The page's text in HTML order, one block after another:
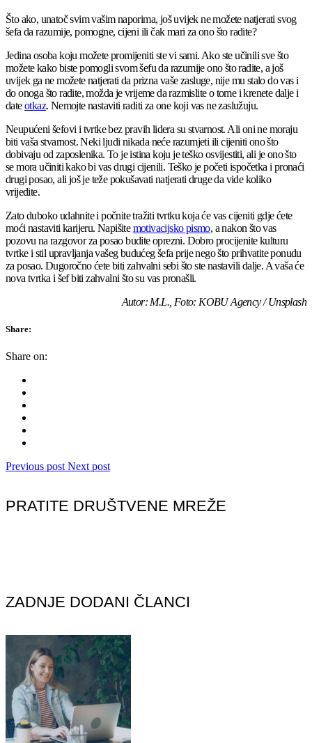
Što ako, unatoč svim vašim naporima, još uvijek ne možete natjerati svog
šefa da razumije, pomogne, cijeni ili čak mari za ono što radite?
Jedina osoba koju možete promijeniti ste vi sami. Ako ste učinili sve što
možete kako biste pomogli svom šefu da razumije ono što radite, a još
uvijek ga ne možete natjerati da prizna vaše zasluge, nije mu stalo do vas i
do onoga što radite, možda je vrijeme da razmislite o tome i krenete dalje i
dateotkaz. Nemojte nastaviti raditi za one koji vas ne zaslužuju.
Neupućeni šefovi i tvrtke bez pravih lidera su stvarnost. Ali oni ne moraju
biti vaša stvarnost. Neki ljudi nikada neće razumjeti ili cijeniti ono što
dobivaju od zaposlenika. To je istina koju je teško osvijestiti, ali je ono što
se mora učiniti kako bi vas drugi cijenili. Teško je početi ispočetka i pronaći
drugi posao, ali još je teže pokušavati natjerati druge da vide koliko
vrijedite.
Zato duboko udahnite i počnite tražiti tvrtku koja će vas cijeniti gdje ćete
moći nastaviti karijeru. Napišitemotivacijsko pismo, a nakon što vas
pozovu na razgovor za posao budite oprezni. Dobro procijenite kulturu
tvrtke i stil upravljanja vašeg budućeg šefa prije nego što prihvatite ponudu
za posao. Dugoročno ćete biti zahvalni sebi što ste nastavili dalje. A vaša će
nova tvrtka i šef biti zahvalni što su vas pronašli.
Autor: M.L., Foto: KOBU Agency / Unsplash
Share:
Share on:
Previous post Next post
PRATITE DRUŠTVENE MREŽE
ZADNJE DODANI ČLANCI